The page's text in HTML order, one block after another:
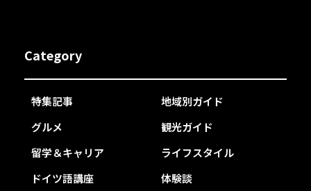
Category
特集記事
地域別ガイド
グルメ
観光ガイド
留学＆キャリア
ライフスタイル
ドイツ語講座
体験談